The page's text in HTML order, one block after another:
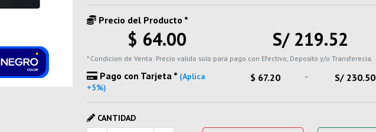
Precio del Producto *
$ 64.00 S/ 219.52
* Condicion de Venta: Precio valido solo para pago con Efectivo, Deposito y/o Transferecia.
Pago con Tarjeta * (Aplica
+5%)
$ 67.20 - S/ 230.50
CANTIDAD